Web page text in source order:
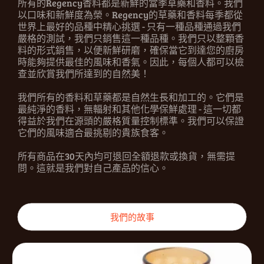
所有的Regency香料都是新鮮的當季草藥和香料。我們
以口味和新鮮度為榮。Regency的草藥和香料每季都從
世界上最好的品種中精心挑選 - 只有一種品種通過我們
嚴格的測試，我們只銷售這一種品種。我們只以整顆香
料的形式銷售，以便新鮮研磨，確保當它到達您的廚房
時能夠提供最佳的風味和香氣。因此，每個人都可以檢
查並欣賞我們所達到的自然美！
我們所有的香料和草藥都是自然生長和加工的。它們是
最純淨的香料，無輻射和其他化學保鮮處理 - 這一切都
得益於我們在源頭的嚴格質量控制標準。我們可以保證
它們的風味適合最挑剔的貴族食客。
所有商品在30天內均可退回全額退款或換貨，無需提
問。這就是我們對自己產品的信心。
我們的故事